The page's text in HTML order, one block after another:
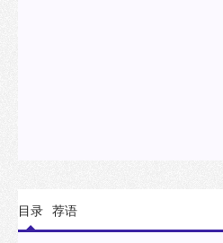
目录 荐语